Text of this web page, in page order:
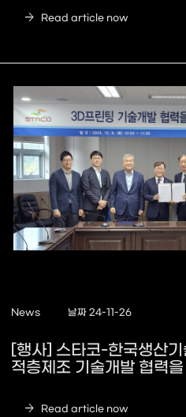
arrow_forward Read article now
News 날짜 24-11-26
[행사] 스타코-한국생산
적층제조 기술개발 협력
arrow_forward Read article now